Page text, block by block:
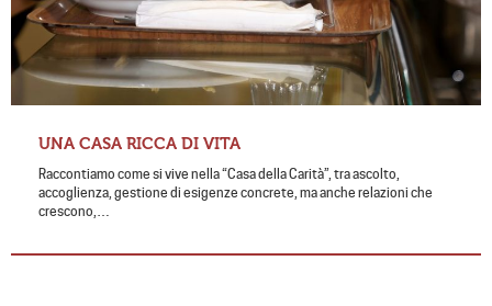
UNA CASA RICCA DI VITA
Raccontiamo come si vive nella “Casa della Carità”, tra ascolto,
accoglienza, gestione di esigenze concrete, ma anche relazioni che
crescono,…